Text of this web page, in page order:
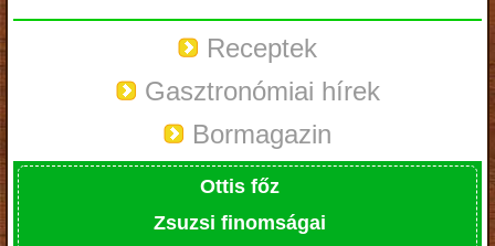
Receptek
Gasztronómiai hírek
Bormagazin
Ottis főz
Zsuzsi finomságai